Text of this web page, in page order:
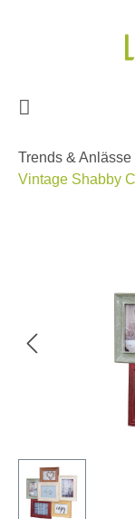
Zum Hauptinhalt
Trends & Anlässe
Vintage Shabby
Bildergalerie